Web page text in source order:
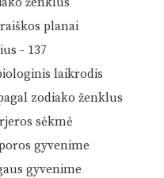
planai
- 137
laikrodis
zodiako ženklus
sėkmė
gyvenime
gyvenime